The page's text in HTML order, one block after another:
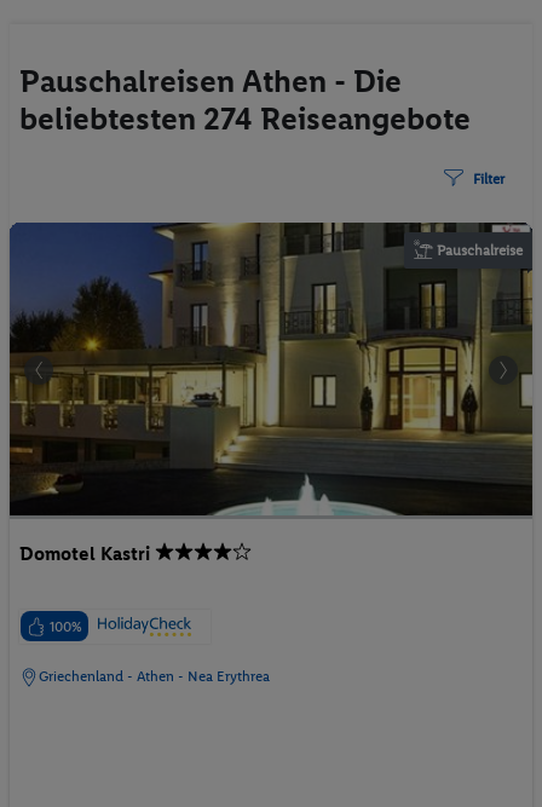
Pauschalreisen Athen - Die
beliebtesten 274 Reiseangebote
Filter
Pauschalreise
Domotel Kastri
100%
Griechenland - Athen - Nea Erythrea